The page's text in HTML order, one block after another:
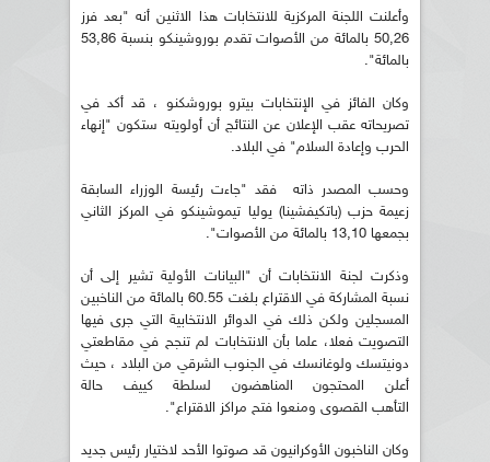
وأعلنت اللجنة المركزية للانتخابات هذا الاثنين أنه "بعد فرز
50,26 بالمائة من الأصوات تقدم بوروشينكو بنسبة 53,86
بالمائة".
وكان الفائز في الإنتخابات بيترو بوروشكنو ، قد أكد في
تصريحاته عقب الإعلان عن النتائج أن أولويته ستكون "إنهاء
الحرب وإعادة السلام" في البلاد.
وحسب المصدر ذاته فقد "جاءت رئيسة الوزراء السابقة
زعيمة حزب (باتكيفشينا) يوليا تيموشينكو في المركز الثاني
بجمعها 13,10 بالمائة من الأصوات".
وذكرت لجنة الانتخابات أن "البيانات الأولية تشير إلى أن
نسبة المشاركة في الاقتراع بلغت 60.55 بالمائة من الناخبين
المسجلين ولكن ذلك في الدوائر الانتخابية التي جرى فيها
التصويت فعلا، علما بأن الانتخابات لم تنجح في مقاطعتي
دونيتسك ولوغانسك في الجنوب الشرقي من البلاد ، حيث
أعلن المحتجون المناهضون لسلطة كييف حالة
التأهب القصوى ومنعوا فتح مراكز الاقتراع".
وكان الناخبون الأوكرانيون قد صوتوا الأحد لاختيار رئيس جديد